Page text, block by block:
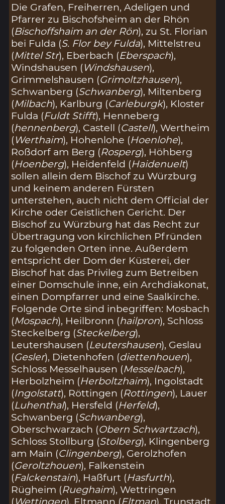
Die Grafen, Freiherren, Adeligen und
Pfarrer zu Bischofsheim an der Rhön
(Bischoffshaim an der Rön), zu St. Florian
bei Fulda (S. Flor bey Fulda), Mittelstreu
(Mittel Str), Eberbach (Eberspach),
Windshausen (Windshausen),
Grimmelshausen (Grimoltzhausen),
Schwanberg (Schwanberg), Miltenberg
(Milbach), Karlburg (Carleburgk), Kloster
Fulda (Fuldt Stifft), Henneberg
(hennenberg), Castell (Castell), Wertheim
(Werthaim), Hohenlohe (Hoenlohe),
Roßdorf am Berg (Rosperg), Höhberg
(Hoenberg), Heidenfeld (Haidenuelt)
sollen allein dem Bischof zu Würzburg
und keinem anderen Fürsten
unterstehen, auch nicht dem Official der
Kirche oder Geistlichen Gericht. Der
Bischof zu Würzburg hat das Recht zur
Übertragung von kirchlichen Pfründen
zu folgenden Orten inne. Außerdem
entspricht der Dom der Küsterei, der
Bischof hat das Privileg zum Betreiben
einer Domschule inne, ein Archdiakonat,
einen Dompfarrer und eine Saalkirche.
Folgende Orte sind inbegriffen: Mosbach
(Mospach), Heilbronn (hailpron), Schloss
Steckelberg (Steckelberg),
Leutershausen (Leutershausen), Geslau
(Gesler), Dietenhofen (diettenhouen),
Schloss Messelhausen (Messelbach),
Herbolzheim (Herboltzhaim), Ingolstadt
(Ingolstatt), Röttingen (Rottingen), Lauer
(Luhenthal), Hersfeld (Herfeld),
Schwanberg (Schwanberg),
Oberschwarzach (Obern Schwartzach),
Schloss Stollburg (Stolberg), Klingenberg
am Main (Clingenberg), Gerolzhofen
(Geroltzhouen), Falkenstein
(Falckenstain), Haßfurt (Hasfurth),
Rügheim (Rueghaim), Wettringen
(Wettingen), Eltmann (Eltman), Trunstadt